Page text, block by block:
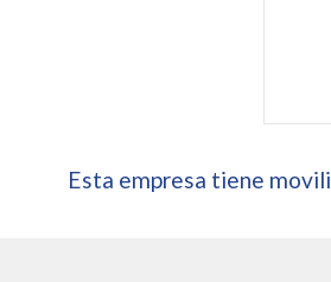
Esta empresa tiene